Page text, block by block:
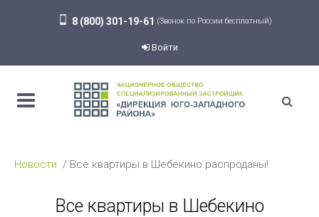
8 (800) 301-19-61 (Звонок по России бесплатный)
Войти
Новости Все квартиры в Шебекино распроданы!
Все квартиры в Шебекино